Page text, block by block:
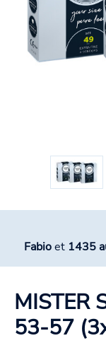
Fabioet 1435
MISTER
53-57